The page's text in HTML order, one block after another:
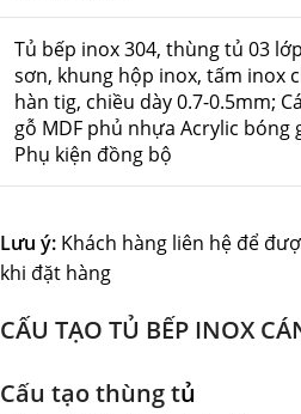
Tủ bếp inox 304, thùng tủ 03
sơn, khung hộp inox, tấm inox
hàn tig, chiều dày 0.7-0.5mm;
gỗ MDF phủ nhựa Acrylic bóng
Phụ kiện đồng bộ
Lưu ý: Khách hàng liên hệ để
khi đặt hàng
CẤU TẠO TỦ BẾP INOX
Cấu tạo thùng tủ